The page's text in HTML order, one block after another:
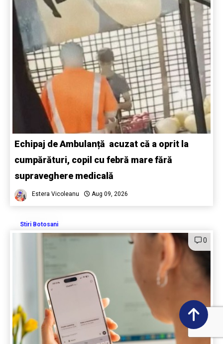
Echipaj de Ambulanță acuzat că a oprit la
cumpărături, copil cu febră mare fără
supraveghere medicală
Estera Vicoleanu Aug 09, 2026
Stiri Botosani
0